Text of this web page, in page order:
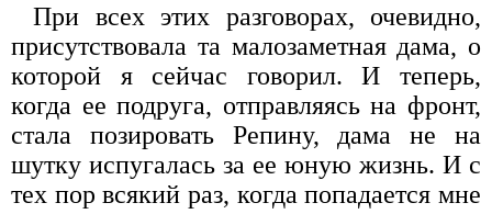
При всех этих разговорах, очевидно,
присутствовала та малозаметная дама, о
которой я сейчас говорил. И теперь,
когда ее подруга, отправляясь на фронт,
стала позировать Репину, дама не на
шутку испугалась за ее юную жизнь. И с
тех пор всякий раз, когда попадается мне